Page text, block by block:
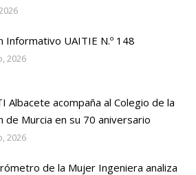
Informativo UAITIE N.º 148
2026
Albacete acompaña al Colegio de la
de Murcia en su 70 aniversario
2026
de la Mujer Ingeniera analiza